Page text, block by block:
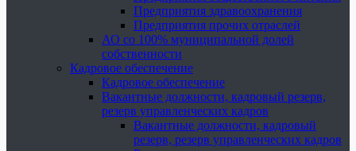
Предприятия здравоохранения
Предприятия прочих отраслей
АО со 100% муниципальной долей
собственности
Кадровое обеспечение
Кадровое обеспечение
Вакантные должности, кадровый резерв,
резерв управленческих кадров
Вакантные должности, кадровый
резерв, резерв управленческих кадров